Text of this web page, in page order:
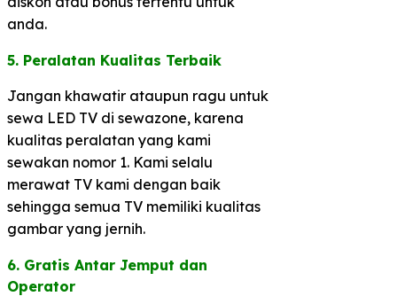
anda.
5. Peralatan Kualitas Terbaik​
Jangan khawatir ataupun ragu untuk
sewa LED TV di sewazone, karena
kualitas peralatan yang kami
sewakan nomor 1. Kami selalu
merawat TV kami dengan baik
sehingga semua TV memiliki kualitas
gambar yang jernih.
6. Gratis Antar Jemput dan
Operator​